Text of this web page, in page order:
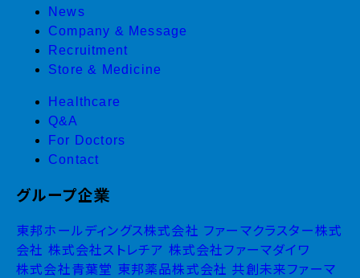
News
Company & Message
Recruitment
Store & Medicine
Healthcare
Q&A
For Doctors
Contact
グループ企業
東邦ホールディングス株式会社 ファーマクラスター株式
会社 株式会社ストレチア 株式会社ファーマダイワ
株式会社青葉堂 東邦薬品株式会社 共創未来ファーマ